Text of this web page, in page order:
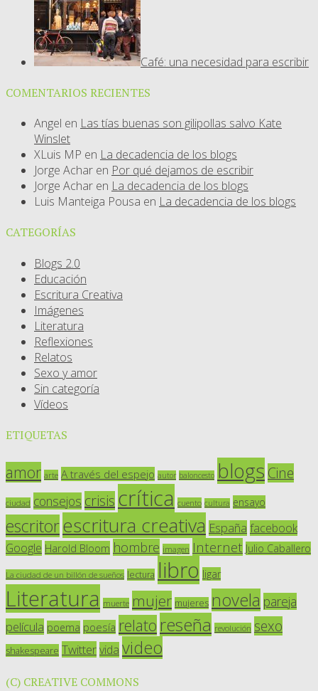
Café: una necesidad para escribir
COMENTARIOS RECIENTES
Angel en Las tías buenas son gilipollas salvo Kate
Winslet
XLuis MP en La decadencia de los blogs
Jorge Achar en Por qué dejamos de escribir
Jorge Achar en La decadencia de los blogs
Luis Manteiga Pousa en La decadencia de los blogs
CATEGORÍAS
Blogs 2.0
Educación
Escritura Creativa
Imágenes
Literatura
Reflexiones
Relatos
Sexo y amor
Sin categoría
Vídeos
ETIQUETAS
amor arte A través del espejo autor baloncesto blogs Cine
ciudad consejos crisis crítica cuento cultura ensayo
escritorescritura creativa España facebook
Google Harold Bloom hombre imagen Internet Julio Caballero
La ciudad de un billón de sueños lectura libro ligar
Literatura muerte mujer mujeres novela pareja
película poema poesía relato reseña revolución sexo
shakespeare Twittervida video
(C) CREATIVE COMMONS